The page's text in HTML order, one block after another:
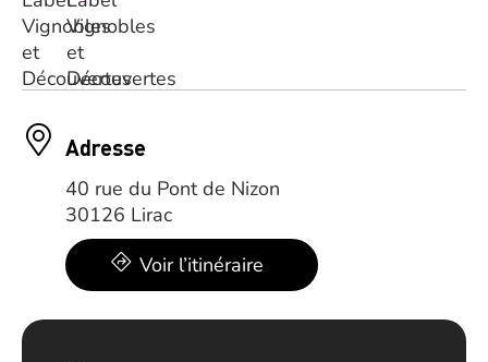
Adresse
40 rue du Pont de Nizon
30126 Lirac
Voir l’itinéraire